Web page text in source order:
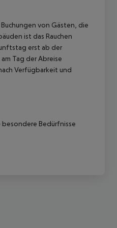
von Gästen, die
ist das Rauchen
erst ab der
Tag der Abreise
Verfügbarkeit und
Bedürfnisse